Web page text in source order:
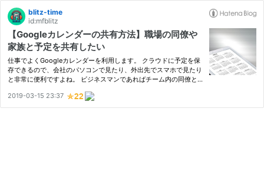
blitz-time
id:mfblitz
【Googleカレンダーの共有方法】職場の同僚や
家族と予定を共有したい
仕事でよくGoogleカレンダーを利用します。 クラウドに予定を保
存できるので、会社のパソコンで見たり、外出先でスマホで見たり
と非常に便利ですよね。 ビジネスマンであればチーム内の同僚と
ために、Googleでのカレンダーの共有の仕方をご案内しておきま
す。
2019-03-15 23:37